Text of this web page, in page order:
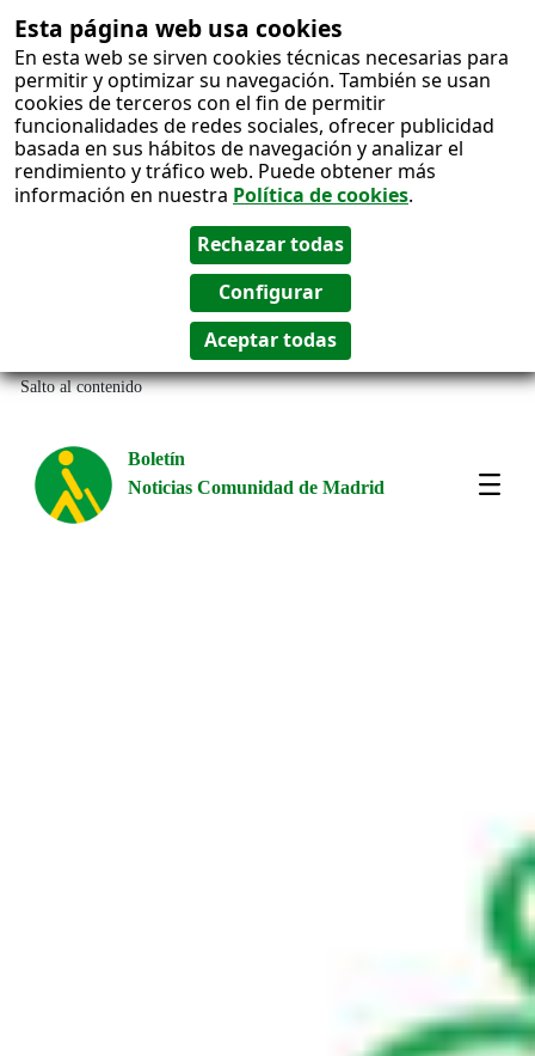
Esta página web usa cookies
En esta web se sirven cookies técnicas necesarias para
permitir y optimizar su navegación. También se usan
cookies de terceros con el fin de permitir
funcionalidades de redes sociales, ofrecer publicidad
basada en sus hábitos de navegación y analizar el
rendimiento y tráfico web. Puede obtener más
información en nuestra Política de cookies.
Salto al contenido
Boletín
Noticias Comunidad de Madrid